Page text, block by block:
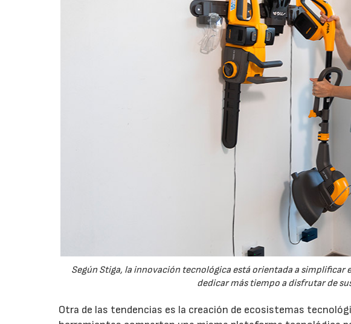
Según Stiga, la innovación tecnológica está orientada a
dedicar más tiempo a disfrutar de
Otra de las tendencias es la creación de ecosistemas